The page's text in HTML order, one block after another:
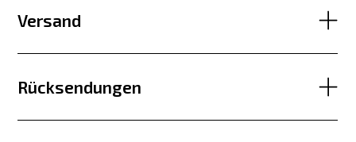
Versand
Rücksendungen